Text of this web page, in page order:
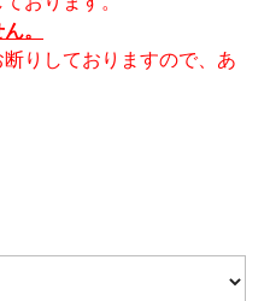
。
りしておりますので、あ